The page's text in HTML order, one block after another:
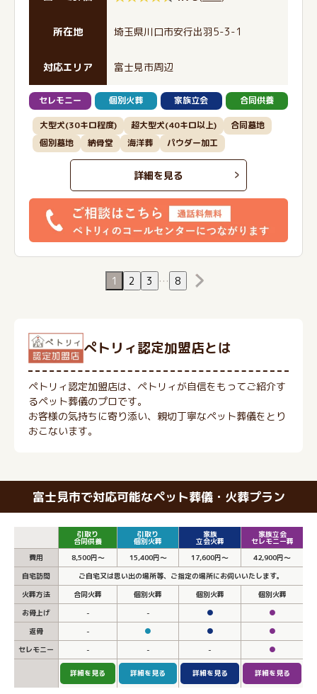
所在地 埼玉県川口市安行出羽5-3-1
対応エリア 富士見市周辺
セレモニー 個別火葬 家族立会 合同供養
大型犬(30キロ程度) 超大型犬(40キロ以上)
合同墓地
個別墓地
納骨堂 海洋葬 パウダー加工
詳細を見る
1 2 3 … 8
ぺトリィ認定加盟店とは
ペトリィ認定加盟店は、ペトリィが自信をもってご紹介す
るペット葬儀のプロです。
お客様の気持ちに寄り添い、親切丁寧なペット葬儀をとり
おこないます。
富士見市で対応可能なペット葬儀・火葬プラン
引取り
合同供養
引取り
個別火葬
家族
立会火葬
家族立会
セレモニー葬
費用
8,500円～ 15,400円～ 17,600円～
42,900円～
自宅訪問
ご自宅又は思い出の場所等、ご指定の場所にお伺いいたします。
火葬方法
合同火葬 個別火葬 個別火葬
個別火葬
お骨上げ
- - ●
●
返骨
- ● ●
●
セレモニー
- - - ●
詳細を見る 詳細を見る 詳細を見る 詳細を見る